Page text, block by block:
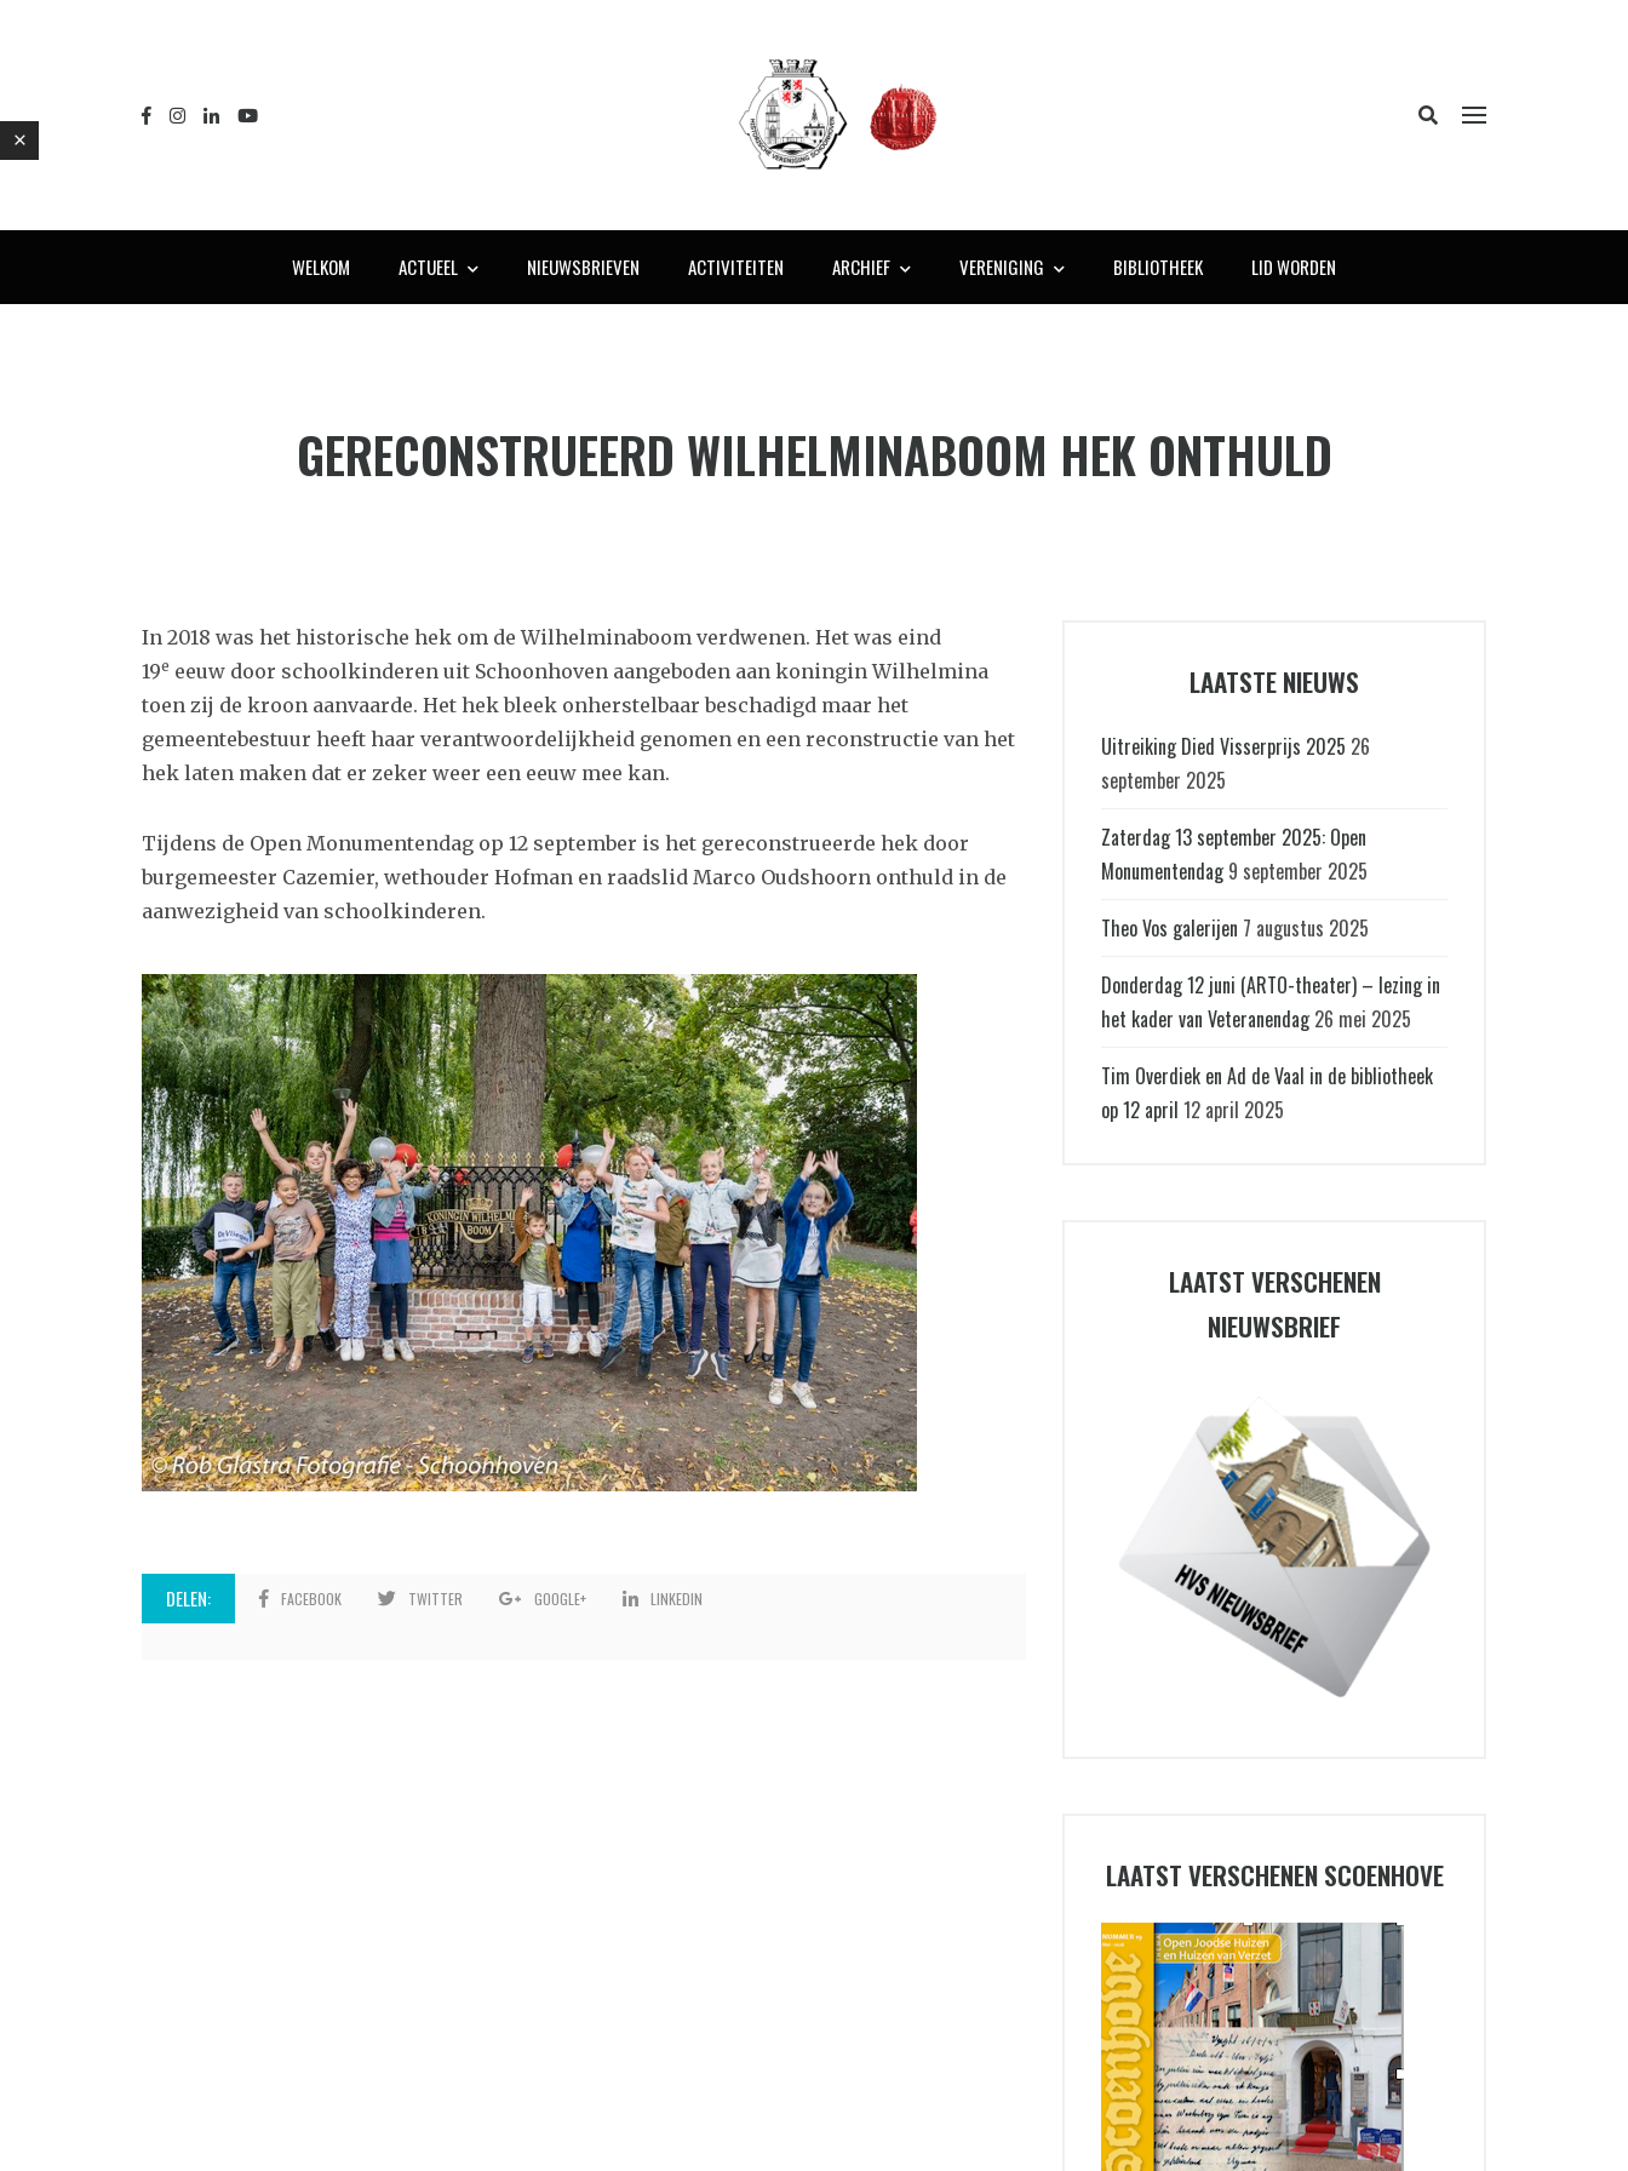
WELKOM ACTUEEL NIEUWSBRIEVEN ACTIVITEITEN ARCHIEF VERENIGING BIBLIOTHEEK LID WORDEN
GERECONSTRUEERD WILHELMINABOOM HEK ONTHULD
In 2018 was het historische hek om de Wilhelminaboom verdwenen. Het was eind
19e eeuw door schoolkinderen uit Schoonhoven aangeboden aan koningin Wilhelmina
toen zij de kroon aanvaarde. Het hek bleek onherstelbaar beschadigd maar het
gemeentebestuur heeft haar verantwoordelijkheid genomen en een reconstructie van het
hek laten maken dat er zeker weer een eeuw mee kan.
Tijdens de Open Monumentendag op 12 september is het gereconstrueerde hek door
burgemeester Cazemier, wethouder Hofman en raadslid Marco Oudshoorn onthuld in de
aanwezigheid van schoolkinderen.
DELEN: FACEBOOK TWITTER GOOGLE+ LINKEDIN
LAATSTE NIEUWS
Uitreiking Died Visserprijs 2025 26
september 2025
Zaterdag 13 september 2025: Open
Monumentendag 9 september 2025
Theo Vos galerijen 7 augustus 2025
Donderdag 12 juni (ARTO-theater) – lezing in
het kader van Veteranendag 26 mei 2025
Tim Overdiek en Ad de Vaal in de bibliotheek
op 12 april 12 april 2025
LAATST VERSCHENEN
NIEUWSBRIEF
LAATST VERSCHENEN SCOENHOVE